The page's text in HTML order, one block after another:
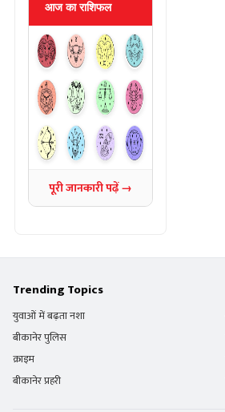
आज का राशिफल
पूरी जानकारी पढ़ें →
Trending Topics
युवाओं में बढ़ता नशा
बीकानेर पुलिस
क्राइम
बीकानेर प्रहरी